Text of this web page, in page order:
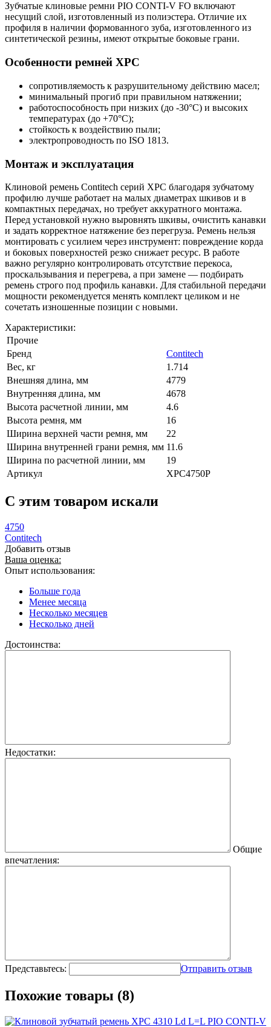
Зубчатые клиновые ремни PIO CONTI-V FO включают
несущий слой, изготовленный из полиэстера. Отличие их
профиля в наличии формованного зуба, изготовленного из
синтетической резины, имеют открытые боковые грани.
Особенности ремней XPC
сопротивляемость к разрушительному действию масел;
минимальный прогиб при правильном натяжении;
работоспособность при низких (до -30°С) и высоких
температурах (до +70°С);
стойкость к воздействию пыли;
электропроводность по ISO 1813.
Монтаж и эксплуатация
Клиновой ремень Contitech серий XPC благодаря зубчатому
профилю лучше работает на малых диаметрах шкивов и в
компактных передачах, но требует аккуратного монтажа.
Перед установкой нужно выровнять шкивы, очистить канавки
и задать корректное натяжение без перегруза. Ремень нельзя
монтировать с усилием через инструмент: повреждение корда
и боковых поверхностей резко снижает ресурс. В работе
важно регулярно контролировать отсутствие перекоса,
проскальзывания и перегрева, а при замене — подбирать
ремень строго под профиль канавки. Для стабильной передачи
мощности рекомендуется менять комплект целиком и не
сочетать изношенные позиции с новыми.
Характеристики:
Прочие
Бренд
Contitech
Вес, кг
1.714
Внешняя длина, мм
4779
Внутренняя длина, мм
4678
Высота расчетной линии, мм
4.6
Высота ремня, мм
16
Ширина верхней части ремня, мм
22
Ширина внутренней грани ремня, мм 11.6
Ширина по расчетной линии, мм
19
Артикул
XPC4750P
C этим товаром искали
4750
Contitech
Добавить отзыв
Ваша оценка:
Опыт использования:
Больше года
Менее месяца
Несколько месяцев
Несколько дней
Достоинства:
Недостатки:
Общие
впечатления:
Представьтесь: Отправить отзыв
Похожие товары (8)